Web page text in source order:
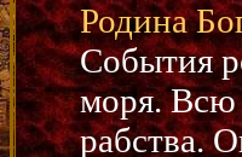
Родина
События
моря. Всю
рабства.